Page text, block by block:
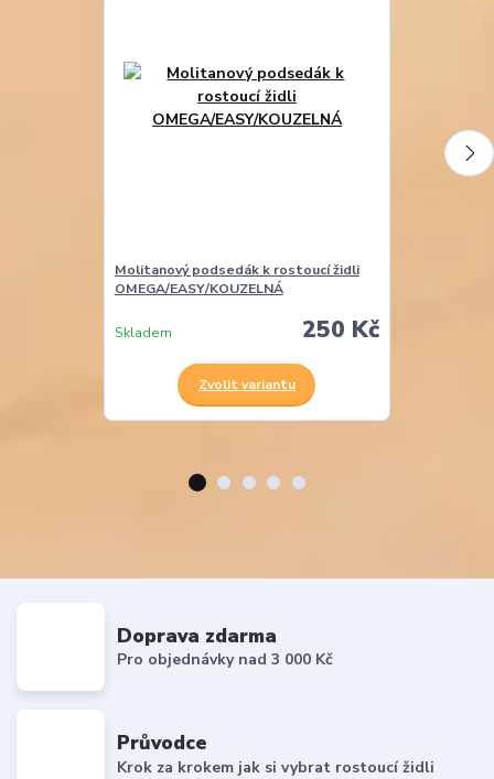
Molitanový podsedák k rostoucí židli
OMEGA/EASY/KOUZELNÁ
250 Kč
Skladem
Zvolit variantu
Doprava zdarma
Pro objednávky nad 3 000 Kč
Průvodce
Krok za krokem jak si vybrat rostoucí židli